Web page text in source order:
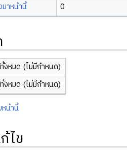
มาหน้านี้
0
หมด (ไม่มีกำหนด)
หมด (ไม่มีกำหนด)
น้านี้
ไข